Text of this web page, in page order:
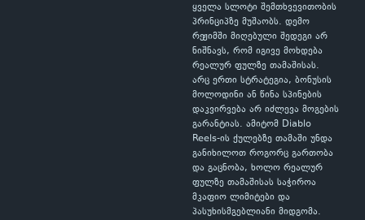
ყველა სლოტი შემთხვევითობის
პრინციპზე მუშაობს. დემო
რეჟიმში მიღებული შედეგი არ
ნიშნავს, რომ იგივე მოხდება
რეალურ ფულზე თამაშისას.
არც ერთი სტრატეგია, ბონუსის
მოლოდინი ან წინა სპინების
დაკვირვება არ იძლევა მოგების
გარანტიას. ამიტომ Diablo
Reels-ის ქულებზე თამაში უნდა
განიხილოთ როგორც გართობა
და გაცნობა, ხოლო რეალურ
ფულზე თამაშისას საჭიროა
მკაფიო ლიმიტები და
პასუხისმგებლიანი მიდგომა.